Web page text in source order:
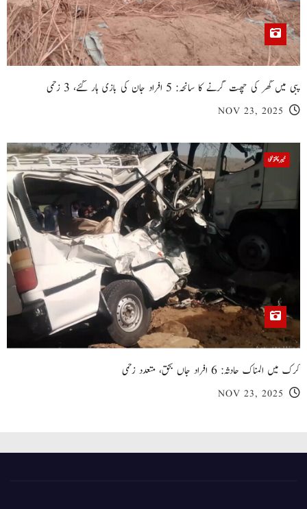
پبی میں گھر کی چھت گرنے کا سانحہ: 5 افراد جان کی بازی ہار گئے، 3 زخمی
NOV 23, 2025
خیبر پختونخوا
کرک میں المناک حادثہ: 6 افراد جاں بحق، متعدد زخمی
NOV 23, 2025